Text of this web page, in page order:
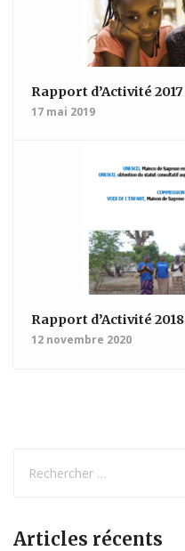
Rapport d’Activité 2017
17 mai 2019
Rapport d’Activité 2018
12 novembre 2020
Articles récents